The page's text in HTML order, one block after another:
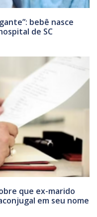
bebê nasce
de SC
que ex-marido
em seu nome